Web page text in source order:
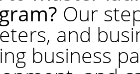
Our
and
business